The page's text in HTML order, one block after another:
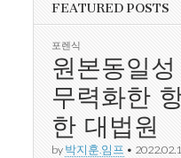
FEATURED POSTS
포렌식
원본동일
무력화한
한 대법원
by 박지훈.임프 •